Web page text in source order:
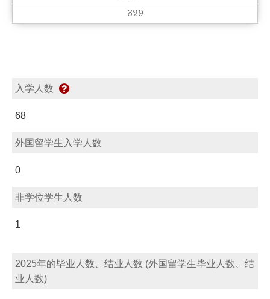
329
入学人数
68
外国留学生入学人数
0
非学位学生人数
1
2025年的毕业人数、结业人数 (外国留学生毕业人数、结
业人数)